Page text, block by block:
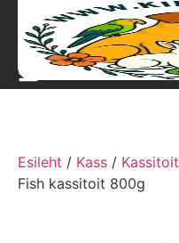
Esileht / Kass / Kassitoit
Fish kassitoit 800g